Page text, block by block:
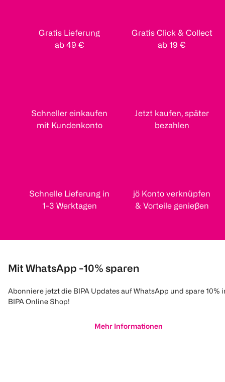
Gratis Lieferung
ab 49 €
Gratis Click & Collect
ab 19 €
Schneller einkaufen
mit Kundenkonto
Jetzt kaufen, später
bezahlen
Schnelle Lieferung in
1-3 Werktagen
jö Konto verknüpfen
& Vorteile genießen
Mit WhatsApp -10% sparen
Abonniere jetzt die BIPA Updates auf WhatsApp und spare 10%
BIPA Online Shop!
Mehr Informationen